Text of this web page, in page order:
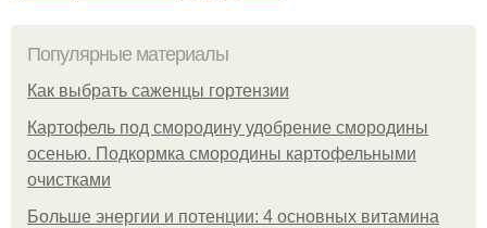
Популярные материалы
Как выбрать саженцы гортензии
Картофель под смородину удобрение смородины
осенью. Подкормка смородины картофельными
очистками
Больше энергии и потенции: 4 основных витамина